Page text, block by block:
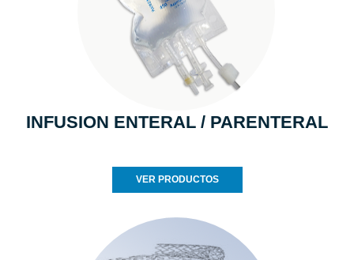
INFUSION ENTERAL / PARENTERAL
VER PRODUCTOS